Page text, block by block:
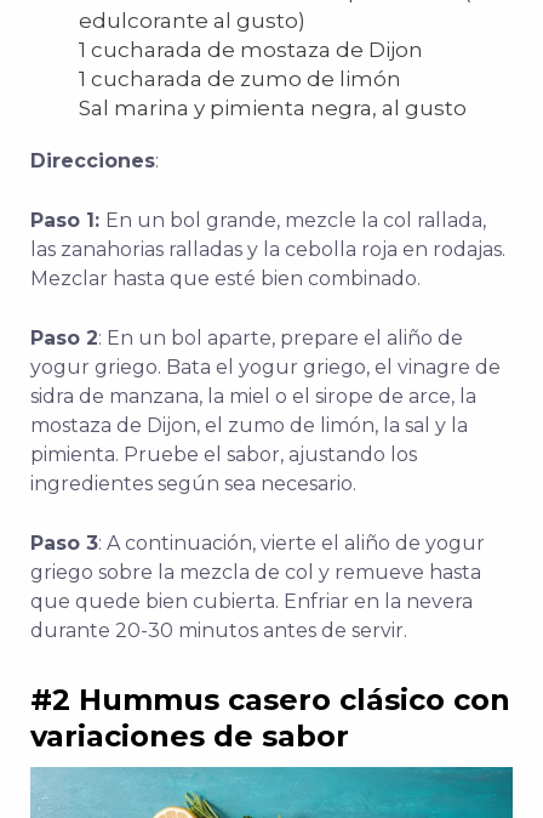
edulcorante al gusto)
1 cucharada de mostaza de Dijon
1 cucharada de zumo de limón
Sal marina y pimienta negra, al gusto
Direcciones:
Paso 1: En un bol grande, mezcle la col rallada,
las zanahorias ralladas y la cebolla roja en rodajas.
Mezclar hasta que esté bien combinado.
Paso 2: En un bol aparte, prepare el aliño de
yogur griego. Bata el yogur griego, el vinagre de
sidra de manzana, la miel o el sirope de arce, la
mostaza de Dijon, el zumo de limón, la sal y la
pimienta. Pruebe el sabor, ajustando los
ingredientes según sea necesario.
Paso 3: A continuación, vierte el aliño de yogur
griego sobre la mezcla de col y remueve hasta
que quede bien cubierta. Enfriar en la nevera
durante 20-30 minutos antes de servir.
#2 Hummus casero clásico con
variaciones de sabor